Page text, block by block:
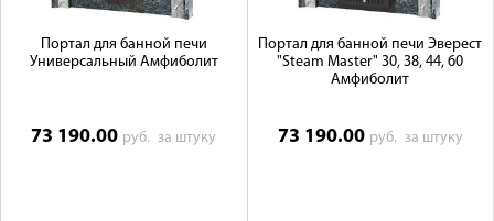
Портал для банной печи
Универсальный Амфиболит
73 190.00 руб.за штуку
Портал для банной печи Эверест
"Steam Master" 30, 38, 44, 60
Амфиболит
73 190.00 руб. за штуку